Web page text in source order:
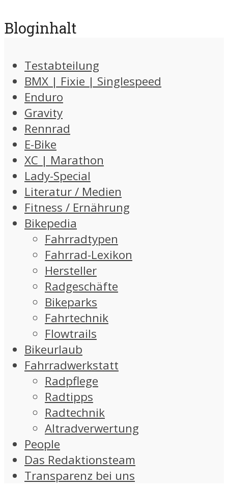
Bloginhalt
Testabteilung
BMX | Fixie | Singlespeed
Enduro
Gravity
Rennrad
E-Bike
XC | Marathon
Lady-Special
Literatur / Medien
Fitness / Ernährung
Bikepedia
Fahrradtypen
Fahrrad-Lexikon
Hersteller
Radgeschäfte
Bikeparks
Fahrtechnik
Flowtrails
Bikeurlaub
Fahrradwerkstatt
Radpflege
Radtipps
Radtechnik
Altradverwertung
People
Das Redaktionsteam
Transparenz bei uns